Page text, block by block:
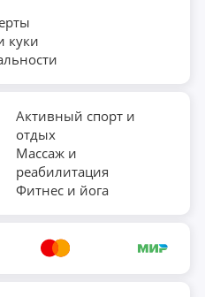
куки
Активный спорт и
отдых
Массаж и
реабилитация
Фитнес и йога